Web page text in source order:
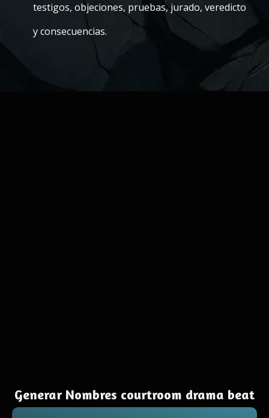
testigos, objeciones, pruebas, jurado, veredicto
y consecuencias.
Generar Nombres courtroom drama beat